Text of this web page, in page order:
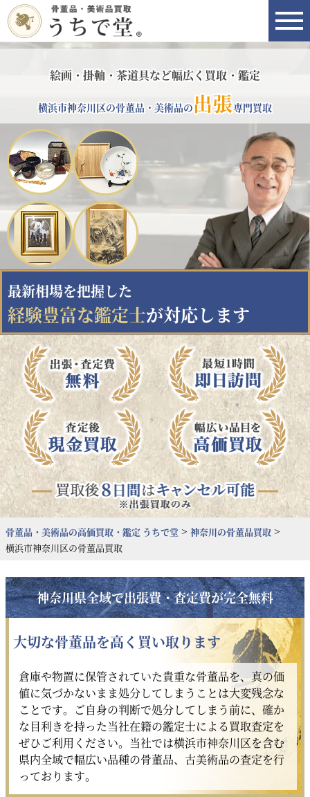
絵画・掛軸・茶道具など幅広く買取・鑑定
横浜市神奈川区の骨董品・美術品の出張専門買取
最新相場を把握した
経験豊富な鑑定士が対応します
骨董品・美術品の高価買取・鑑定 うちで堂 > 神奈川の骨董品買取 >
横浜市神奈川区の骨董品買取
神奈川県全域で出張費・査定費が完全無料
大切な骨董品を高く買い取ります
倉庫や物置に保管されていた貴重な骨董品を、真の価
値に気づかないまま処分してしまうことは大変残念な
ことです。ご自身の判断で処分してしまう前に、確か
な目利きを持った当社在籍の鑑定士による買取査定を
ぜひご利用ください。当社では横浜市神奈川区を含む
県内全域で幅広い品種の骨董品、古美術品の査定を行
っております。